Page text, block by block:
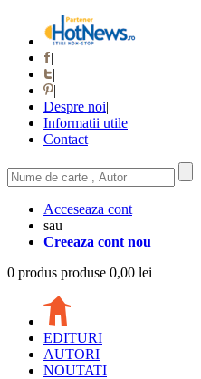
|
|
|
Despre noi|
Informatii utile|
Contact
Acceseaza cont
sau
Creeaza cont nou
0 produs produse 0,00 lei
EDITURI
AUTORI
NOUTATI